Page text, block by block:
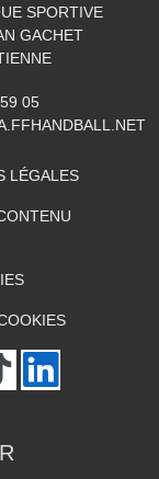
SPORTIVE
GACHET
05
LÉGALES